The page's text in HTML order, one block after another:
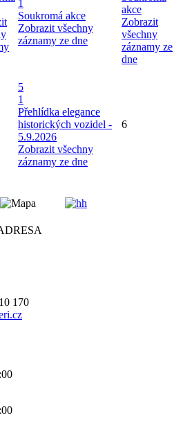
1
Soukromá akce
Zobrazit všechny
záznamy ze dne
akce
Zobrazit
všechny
záznamy ze
dne
5
1
Přehlídka elegance
historických vozidel -
5.9.2026
Zobrazit všechny
záznamy ze dne
6
170